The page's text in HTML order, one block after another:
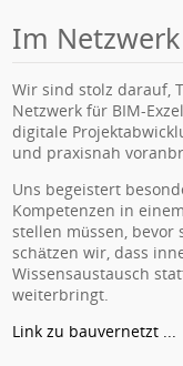
Im
Wir sind stolz darauf,
Netzwerk für BIM-
digitale
und praxisnah
Uns begeistert
Kompetenzen in
stellen müssen, bevor
schätzen wir, dass
Wissensaustausch
weiterbringt.
Link zu bauvernetzt ...